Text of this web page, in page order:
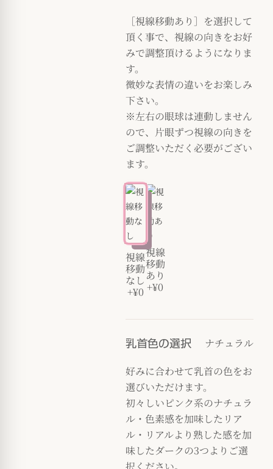
［視線移動あり］を選択して
頂く事で、視線の向きをお好
みで調整頂けるようになりま
す。
微妙な表情の違いをお楽しみ
下さい。
※左右の眼球は連動しません
ので、片眼ずつ視線の向きを
ご調整いただく必要がござい
ます。
視線
移動
なし
+¥0
視線
移動
あり
+¥0
乳首色の選択
ナチュラル
好みに合わせて乳首の色をお
選びいただけます。
初々しいピンク系のナチュラ
ル・色素感を加味したリア
ル・リアルより熟した感を加
味したダークの3つよりご選